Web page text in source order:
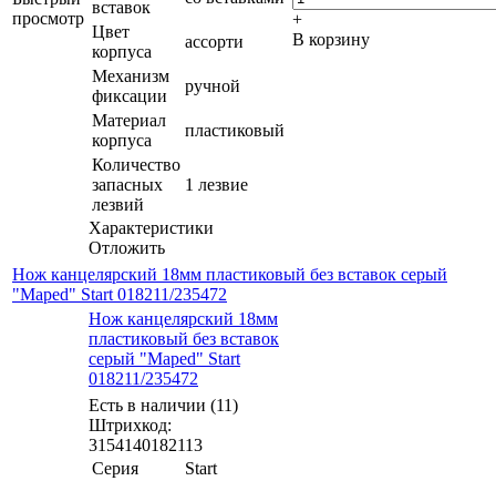
просмотр
вставок
Цвет
корпуса
ассорти
Механизм
фиксации
ручной
Материал
корпуса
пластиковый
Количество
запасных
лезвий
1 лезвие
Характеристики
Отложить
+
В корзину
Нож канцелярский 18мм пластиковый без вставок серый
"Maped" Start 018211/235472
Нож канцелярский 18мм
пластиковый без вставок
серый "Maped" Start
018211/235472
Есть в наличии (11)
Штрихкод:
3154140182113
Серия
Start